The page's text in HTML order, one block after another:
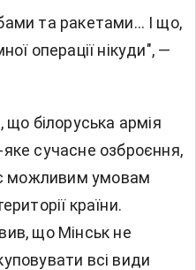
та ракетами… І що,
операції нікуди", —
що білоруська армія
сучасне озброєння,
можливим умовам
країни.
що Мінськ не
всі види